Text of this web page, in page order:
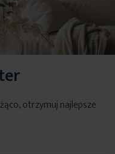
otrzymuj najlepsze